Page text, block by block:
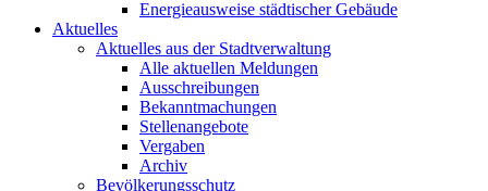
Energieausweise städtischer Gebäude
Aktuelles
Aktuelles aus der Stadtverwaltung
Alle aktuellen Meldungen
Ausschreibungen
Bekanntmachungen
Stellenangebote
Vergaben
Archiv
Bevölkerungsschutz